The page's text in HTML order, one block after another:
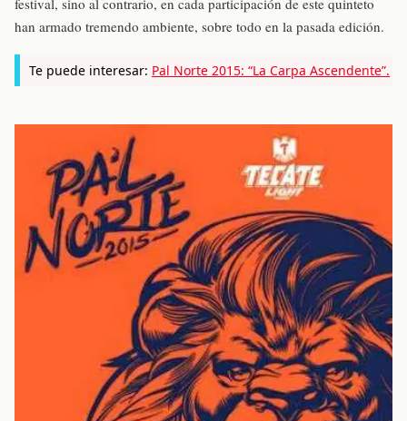
han armado tremendo ambiente, sobre todo en la pasada edición.
Te puede interesar: Pal Norte 2015: “La Carpa Ascendente”.